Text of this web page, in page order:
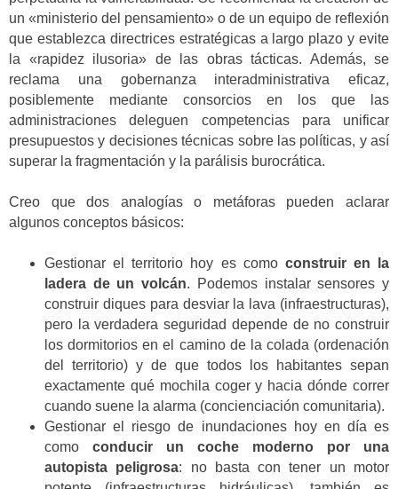
un «ministerio del pensamiento» o de un equipo de reflexión
que establezca directrices estratégicas a largo plazo y evite
la «rapidez ilusoria» de las obras tácticas. Además, se
reclama una gobernanza interadministrativa eficaz,
posiblemente mediante consorcios en los que las
administraciones deleguen competencias para unificar
presupuestos y decisiones técnicas sobre las políticas, y así
superar la fragmentación y la parálisis burocrática.
Creo que dos analogías o metáforas pueden aclarar
algunos conceptos básicos:
Gestionar el territorio hoy es como construir en la
ladera de un volcán. Podemos instalar sensores y
construir diques para desviar la lava (infraestructuras),
pero la verdadera seguridad depende de no construir
los dormitorios en el camino de la colada (ordenación
del territorio) y de que todos los habitantes sepan
exactamente qué mochila coger y hacia dónde correr
cuando suene la alarma (concienciación comunitaria).
Gestionar el riesgo de inundaciones hoy en día es
como conducir un coche moderno por una
autopista peligrosa: no basta con tener un motor